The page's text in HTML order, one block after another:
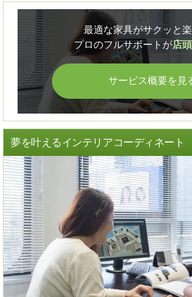
最適な家具がサクッと
プロのフルサポートが店
サービス概要を見
夢を叶えるインテリアコーディネート